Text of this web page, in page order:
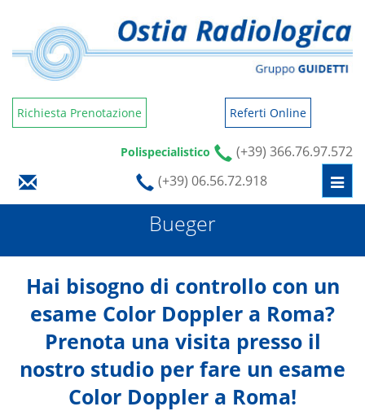
Richiesta Prenotazione Referti Online
Polispecialistico
(+39) 366.76.97.572
(+39) 06.56.72.918
Bueger
Hai bisogno di controllo con un
esame Color Doppler a Roma?
Prenota una visita presso il
nostro studio per fare un esame
Color Doppler a Roma!